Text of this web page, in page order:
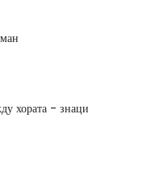
хората - знаци